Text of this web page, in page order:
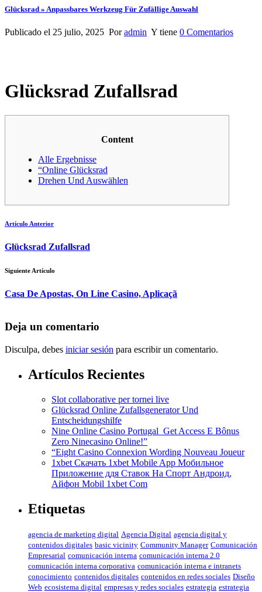
Glücksrad » Anpassbares Werkzeug Für Zufällige Auswahl
Publicado el 25 julio, 2025 Poradmin Y tiene 0 Comentarios
Glücksrad Zufallsrad
Content
Alle Ergebnisse
“Online Glücksrad
Drehen Und Auswählen
Artículo Anterior
Glücksrad Zufallsrad
Siguiente Artículo
Casa De Apostas, On Line Casino, Aplicaçã
Deja un comentario
Disculpa, debes iniciar sesión para escribir un comentario.
Artículos Recientes
Slot collaborative per tornei live
Glücksrad Online Zufallsgenerator Und
Entscheidungshilfe
Nine Online Casino Portugal ️ Get Access E Bônus
Zero Ninecasino Online!”
“Eight Casino Connexion Wording Nouveau Joueur
1xbet Скачать 1xbet Mobile App Мобильное
Приложение ддя Ставок На Спорт Андроид,
Айфон Mobil 1xbet Com
Etiquetas
agencia de marketing digital Agencia Digital agencia digital y
contenidos digitales basic vicinity Community Manager Comunicación
Empresarial comunicación interna comunicación interna 2.0
comunicación interna corporativa comunicación interna e intranets
conocimiento contenidos digitales contenidos en redes sociales Diseño
Web ecosistema digital empresas y redes sociales estrategia estrategia